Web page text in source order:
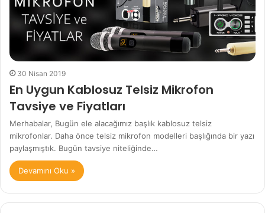
30 Nisan 2019
En Uygun Kablosuz Telsiz Mikrofon
Tavsiye ve Fiyatları
Merhabalar, Bugün ele alacağımız başlık kablosuz telsiz
mikrofonlar. Daha önce telsiz mikrofon modelleri başlığında bir yazı
paylaşmıştık. Bugün tavsiye niteliğinde…
Devamını Oku »